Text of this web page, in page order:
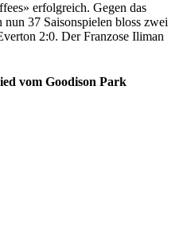
erfolgreich. Gegen das
37 Saisonspielen bloss zwei
2:0. Der Franzose Iliman
vom Goodison Park